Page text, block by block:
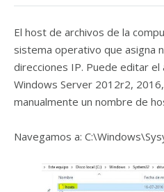
El host de archivos de la
sistema operativo que asigna
direcciones IP. Puede editar
Windows Server 2012r2,
manualmente un nombre de
Navegamos a: